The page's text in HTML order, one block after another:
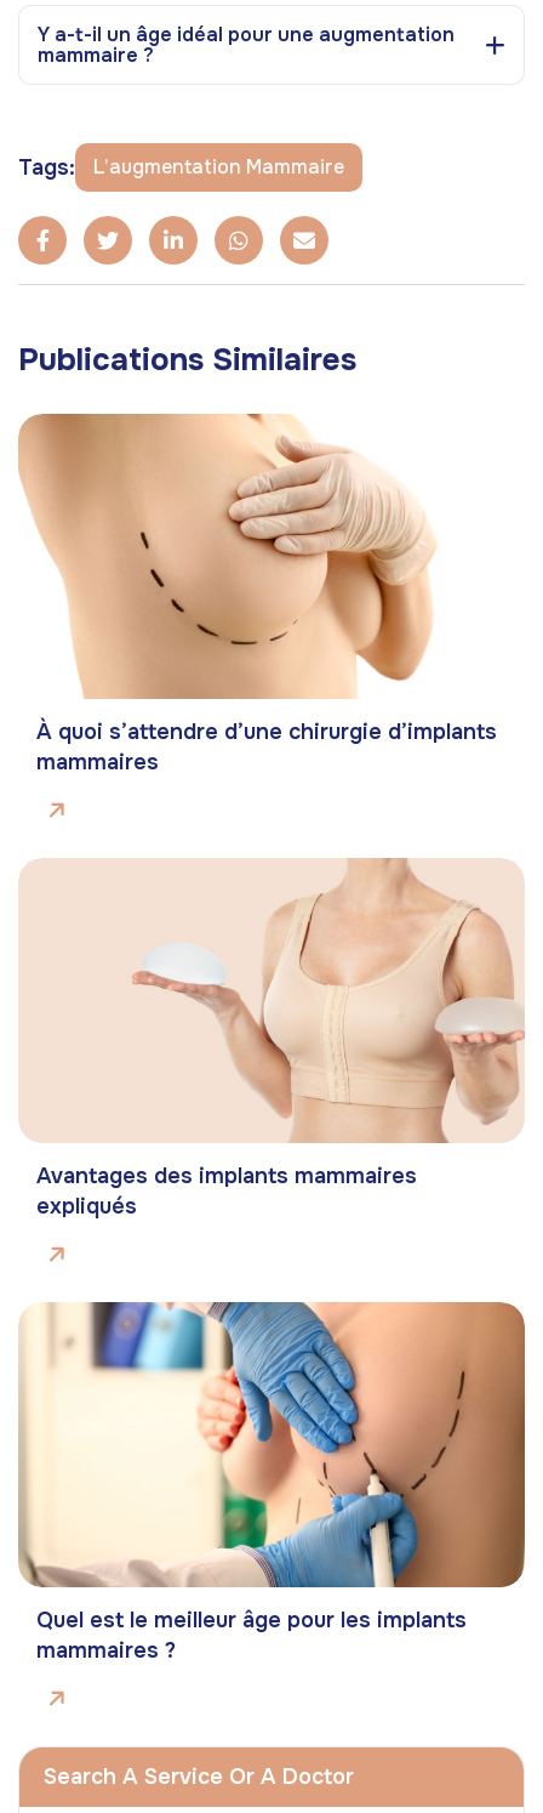
Y a-t-il un âge idéal pour une augmentation
mammaire ?
Tags: L’augmentation Mammaire
Publications Similaires
À quoi s’attendre d’une chirurgie d’implants
mammaires
Avantages des implants mammaires
expliqués
Quel est le meilleur âge pour les implants
mammaires ?
Search A Service Or A Doctor